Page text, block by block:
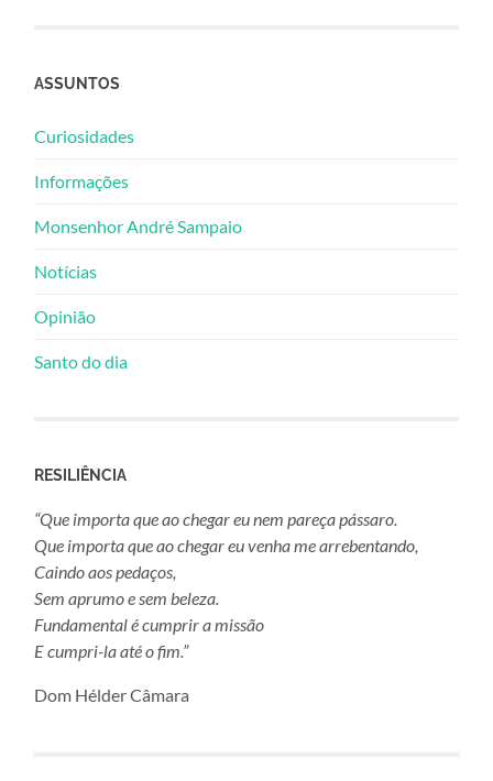
ASSUNTOS
Curiosidades
Informações
Monsenhor André Sampaio
Notícias
Opinião
Santo do dia
RESILIÊNCIA
“Que importa que ao chegar eu nem pareça pássaro.
Que importa que ao chegar eu venha me arrebentando,
Caindo aos pedaços,
Sem aprumo e sem beleza.
Fundamental é cumprir a missão
E cumpri-la até o fim.”
Dom Hélder Câmara